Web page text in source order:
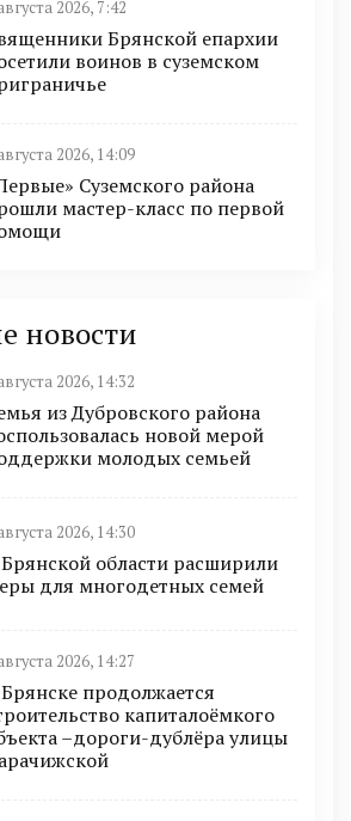
2026, 7:42
Брянской епархии
воинов в суземском
2026, 14:09
Суземского района
мастер-класс по первой
новости
2026, 14:32
из Дубровского района
новой мерой
молодых семьей
2026, 14:30
области расширили
для многодетных семей
2026, 14:27
продолжается
капиталоёмкого
–дороги-дублёра улицы